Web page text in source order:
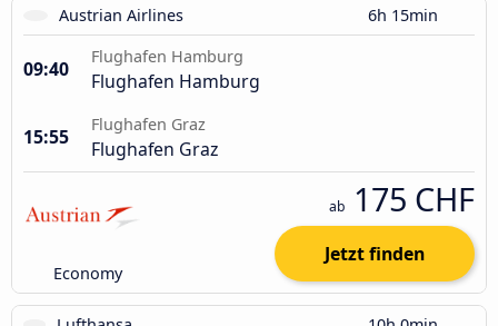
Austrian Airlines 6h 15min
09:40
Flughafen Hamburg
Flughafen Hamburg
15:55
Flughafen Graz
Flughafen Graz
Economy
ab 175 CHF
Jetzt finden